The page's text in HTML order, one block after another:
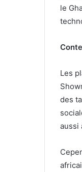
le
Les
des
aussi